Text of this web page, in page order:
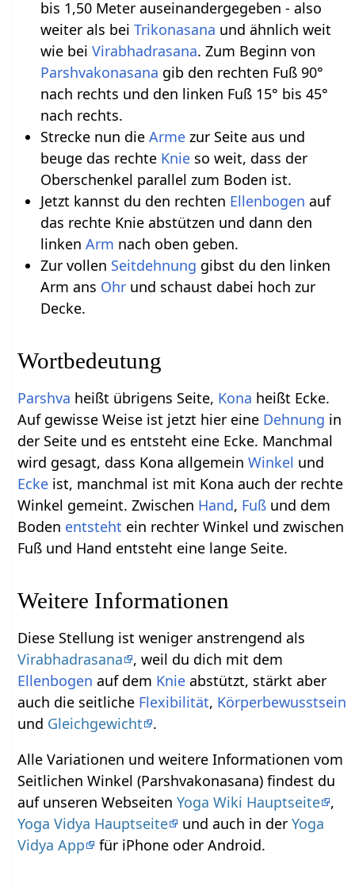
bis 1,50 Meter auseinandergegeben - also
weiter als bei Trikonasana und ähnlich weit
wie bei Virabhadrasana. Zum Beginn von
Parshvakonasana gib den rechten Fuß 90°
nach rechts und den linken Fuß 15° bis 45°
nach rechts.
Strecke nun die Armezur Seite aus und
beuge das rechte Knieso weit, dass der
Oberschenkel parallel zum Boden ist.
Jetzt kannst du den rechten Ellenbogen auf
das rechte Knie abstützen und dann den
linken Arm nach oben geben.
Zur vollen Seitdehnung gibst du den linken
Arm ans Ohrund schaust dabei hoch zur
Decke.
Wortbedeutung
Parshva heißt übrigens Seite, Kona heißt Ecke.
Auf gewisse Weise ist jetzt hier eine Dehnung in
der Seite und es entsteht eine Ecke. Manchmal
wird gesagt, dass Kona allgemeinWinkel und
Ecke ist, manchmal ist mit Kona auch der rechte
Winkel gemeint. Zwischen Hand, Fuß und dem
Boden entsteht ein rechter Winkel und zwischen
Fuß und Hand entsteht eine lange Seite.
Weitere Informationen
Diese Stellung ist weniger anstrengend als
Virabhadrasana
, weil du dich mit dem
Ellenbogen auf dem Knie abstützt, stärkt aber
auch die seitliche Flexibilität, Körperbewusstsein
und Gleichgewicht
.
Alle Variationen und weitere Informationen vom
Seitlichen Winkel (Parshvakonasana) findest du
auf unseren WebseitenYoga Wiki Hauptseite ,
Yoga Vidya Hauptseite
und auch in derYoga
Vidya App
für iPhone oder Android.